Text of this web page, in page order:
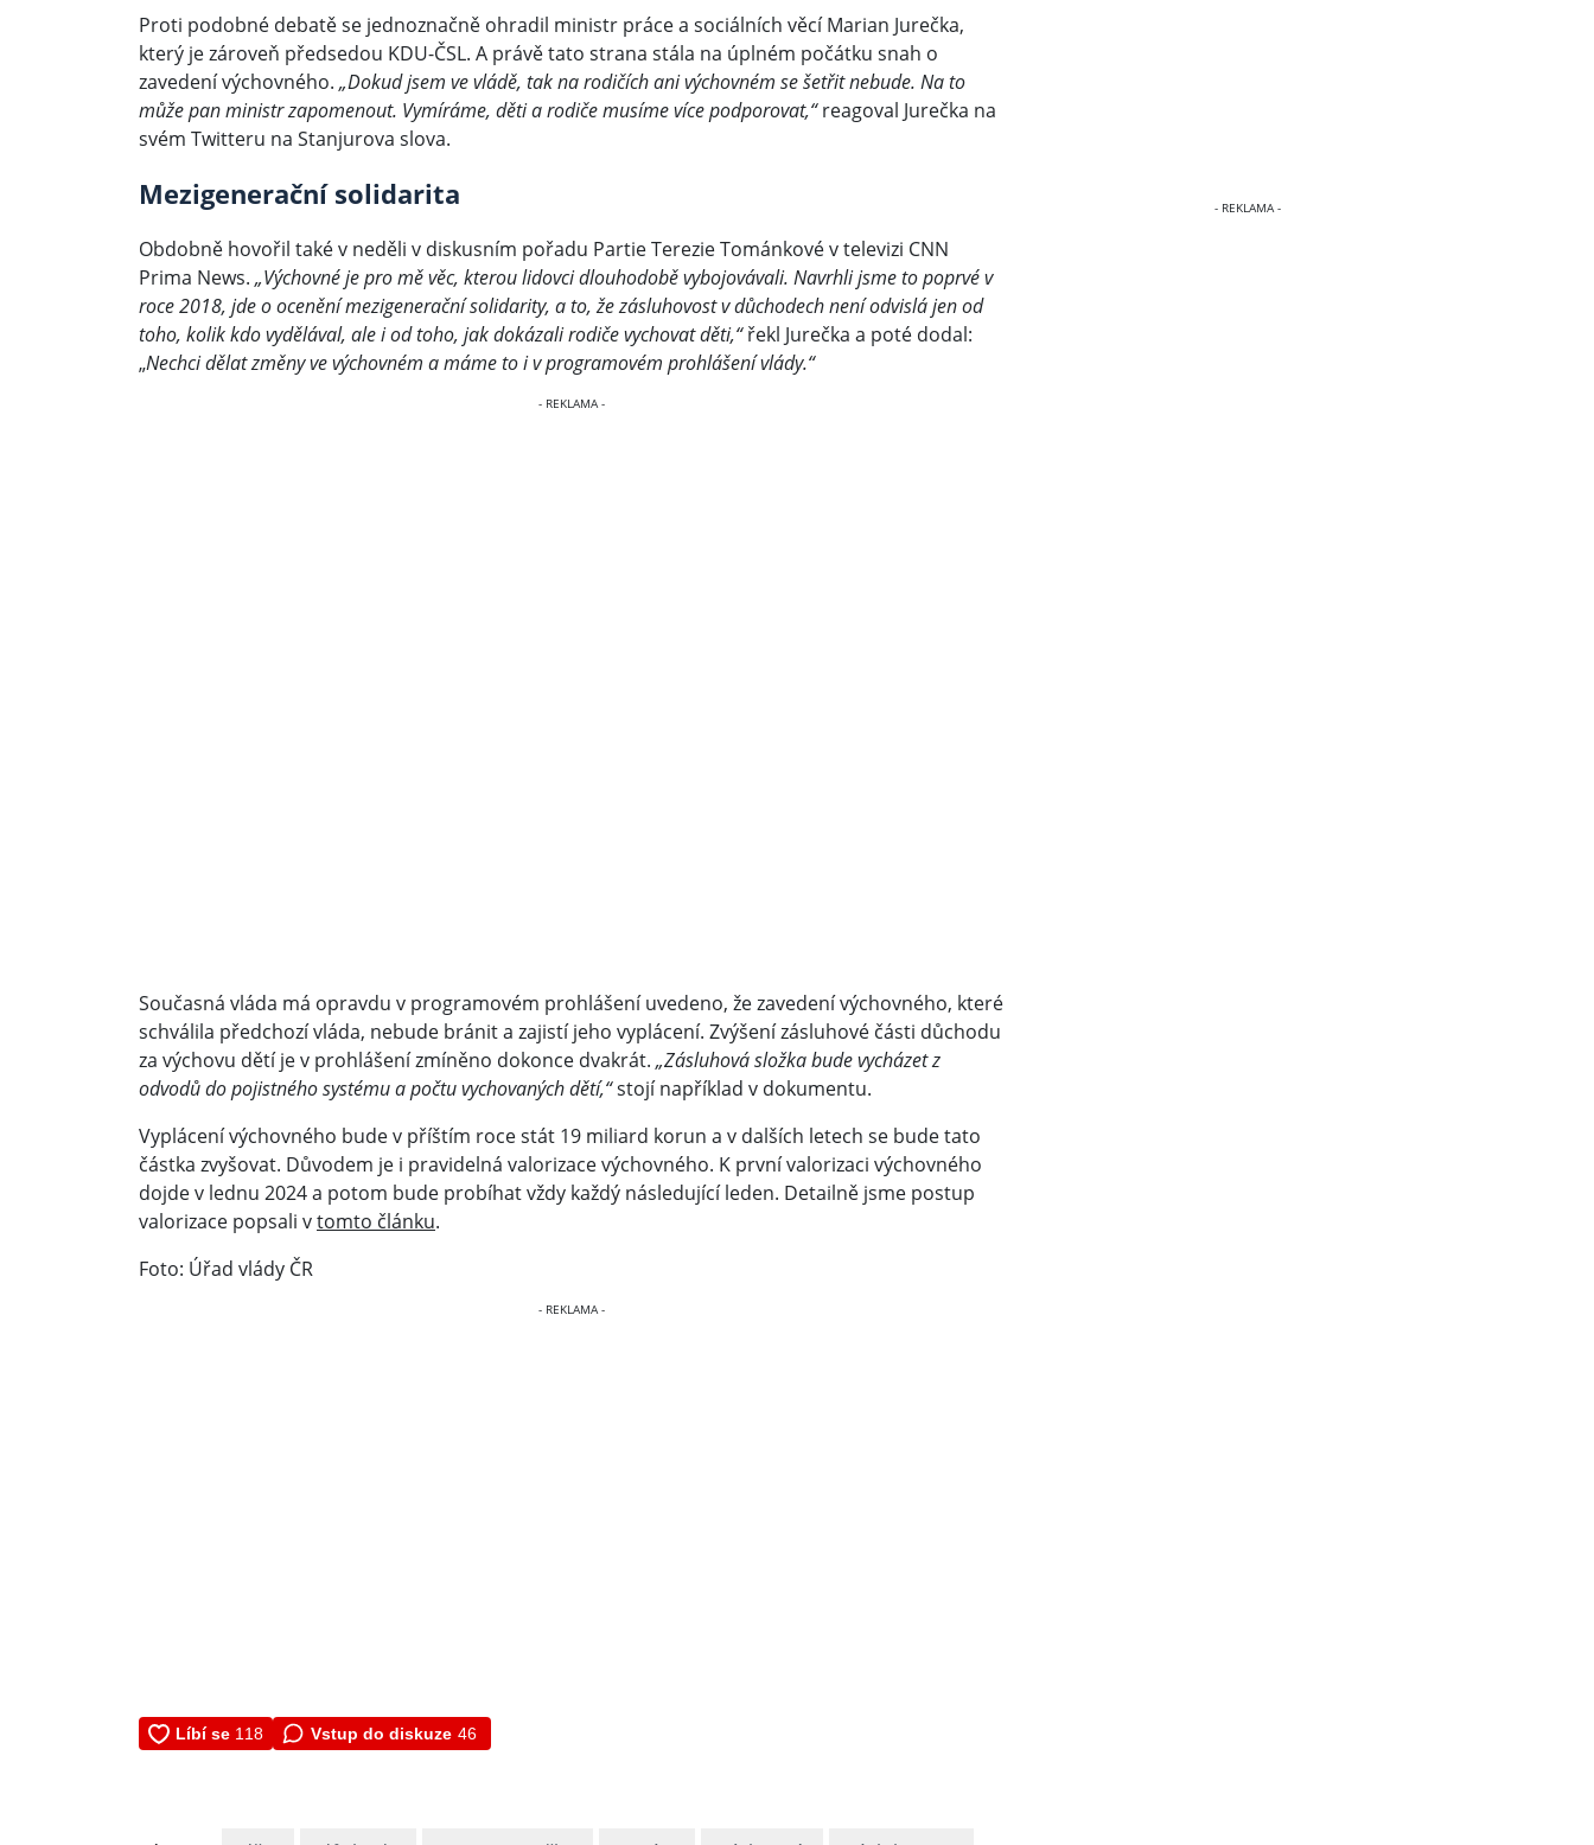
Proti podobné debatě se jednoznačně ohradil ministr práce a sociálních věcí Marian Jurečka,
který je zároveň předsedou KDU-ČSL. A právě tato strana stála na úplném počátku snah o
zavedení výchovného. „Dokud jsem ve vládě, tak na rodičích ani výchovném se šetřit nebude. Na to
může pan ministr zapomenout. Vymíráme, děti a rodiče musíme více podporovat,“reagoval Jurečka na
svém Twitteru na Stanjurova slova.
Mezigenerační solidarita
Obdobně hovořil také v neděli v diskusním pořadu Partie Terezie Tománkové v televizi CNN
Prima News. „Výchovné je pro mě věc, kterou lidovci dlouhodobě vybojovávali. Navrhli jsme to poprvé v
roce 2018, jde o ocenění mezigenerační solidarity, a to, že zásluhovost v důchodech není odvislá jen od
toho, kolik kdo vydělával, ale i od toho, jak dokázali rodiče vychovat děti,“řekl Jurečka a poté dodal:
„Nechci dělat změny ve výchovném a máme to i v programovém prohlášení vlády.“
Současná vláda má opravdu v programovém prohlášení uvedeno, že zavedení výchovného, které
schválila předchozí vláda, nebude bránit a zajistí jeho vyplácení. Zvýšení zásluhové části důchodu
za výchovu dětí je v prohlášení zmíněno dokonce dvakrát.„Zásluhová složka bude vycházet z
odvodů do pojistného systému a počtu vychovaných dětí,“stojí například v dokumentu.
Vyplácení výchovného bude v příštím roce stát 19 miliard korun a v dalších letech se bude tato
částka zvyšovat. Důvodem je i pravidelná valorizace výchovného. K první valorizaci výchovného
dojde v lednu 2024 a potom bude probíhat vždy každý následující leden. Detailně jsme postup
valorizace popsali vtomto článku.
Foto: Úřad vlády ČR
Vstup do diskuze 46